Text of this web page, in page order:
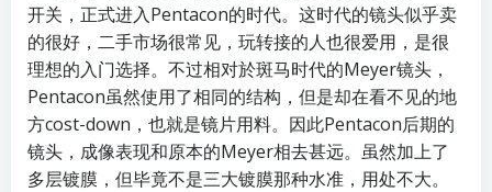
开关，正式进入Pentacon的时代。这时代的镜头似乎卖
的很好，二手市场很常见，玩转接的人也很爱用，是很
理想的入门选择。不过相对於斑马时代的Meyer镜头，
Pentacon虽然使用了相同的结构，但是却在看不见的地
方cost-down，也就是镜片用料。因此Pentacon后期的
镜头，成像表现和原本的Meyer相去甚远。虽然加上了
多层镀膜，但毕竟不是三大镀膜那种水准，用处不大。